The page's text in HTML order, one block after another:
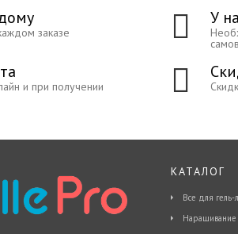
заказе
У
и при получении
КАТАЛОГ
Все для гель-
Наращивание